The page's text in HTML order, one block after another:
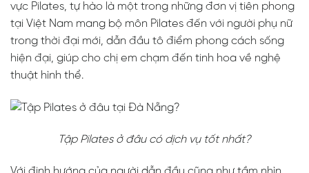
vực Pilates, tự hào là một trong những đơn vị tiên phong
tại Việt Nam mang bộ môn Pilates đến với người phụ nữ
trong thời đại mới, dẫn đầu tô điểm phong cách sống
hiện đại, giúp cho chị em chạm đến tinh hoa về nghệ
thuật hình thể.
Tập Pilates ở đâu có dịch vụ tốt nhất?